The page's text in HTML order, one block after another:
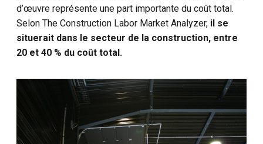
d’œuvre représente une part importante du coût total.
Selon The Construction Labor Market Analyzer, il se
situerait dans le secteur de la construction, entre
20 et 40 % du coût total.